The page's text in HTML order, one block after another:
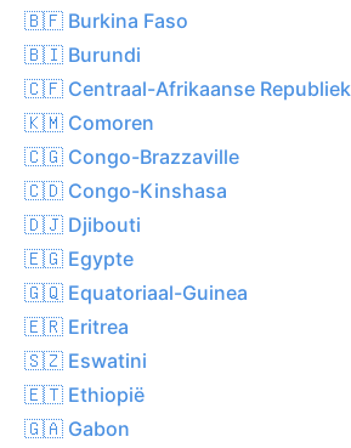
🇧🇫 Burkina Faso
🇧🇮 Burundi
🇨🇫 Centraal-Afrikaanse Republiek
🇰🇲 Comoren
🇨🇬 Congo-Brazzaville
🇨🇩 Congo-Kinshasa
🇩🇯 Djibouti
🇪🇬 Egypte
🇬🇶 Equatoriaal-Guinea
🇪🇷 Eritrea
🇸🇿 Eswatini
🇪🇹 Ethiopië
🇬🇦 Gabon